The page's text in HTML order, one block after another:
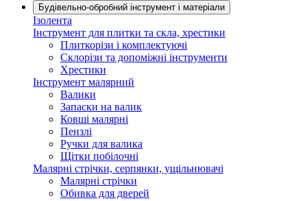
Будівельно-обробний інструмент і матеріали
Ізолента
Інструмент для плитки та скла, хрестики
Плиткорізи і комплектуючі
Склорізи та допоміжні інструменти
Хрестики
Інструмент малярний
Валики
Запаски на валик
Ковші малярні
Пензлі
Ручки для валика
Щітки побілочні
Малярні стрічки, серпянки, ущільнювачі
Малярні стрічки
Обивка для дверей